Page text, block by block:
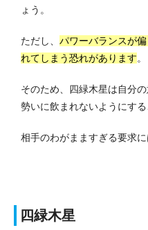
ょう。
ただし、 パワーバランスが
れてしまう恐れがあります。
そのため、四緑木星は自分
勢いに飲まれないようにする
相手のわがまますぎる要求に
四緑木星